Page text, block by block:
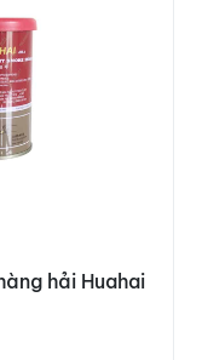
hải Huahai